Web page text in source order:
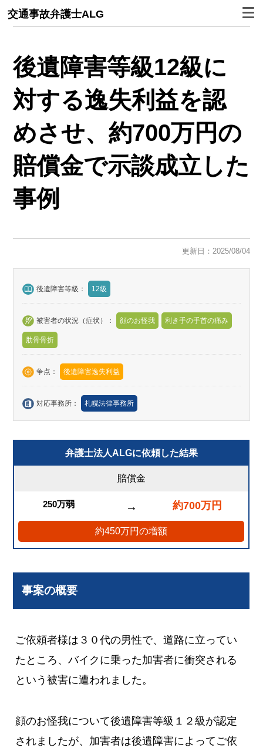
交通事故弁護士ALG
後遺障害等級12級に
対する逸失利益を認
めさせ、約700万円の
賠償金で示談成立した
事例
更新日：2025/08/04
後遺障害等級： 12級
被害者の状況（症状）： 顔のお怪我 利き手の手首の痛み
肋骨骨折
争点： 後遺障害逸失利益
対応事務所： 札幌法律事務所
弁護士法人ALGに依頼した結果
賠償金
250万弱 → 約700万円
約450万円の増額
事案の概要
ご依頼者様は３０代の男性で、道路に立ってい
たところ、バイクに乗った加害者に衝突される
という被害に遭われました。
顔のお怪我について後遺障害等級１２級が認定
されましたが、加害者は後遺障害によってご依